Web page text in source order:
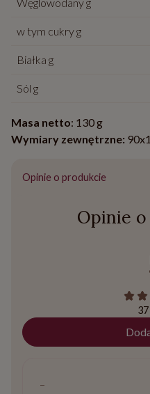
w tym cukry g
Białka g
Sól g
Masa netto: 130 g
Wymiary zewnętrzne:
Opinie o produkcie
Opinie
-